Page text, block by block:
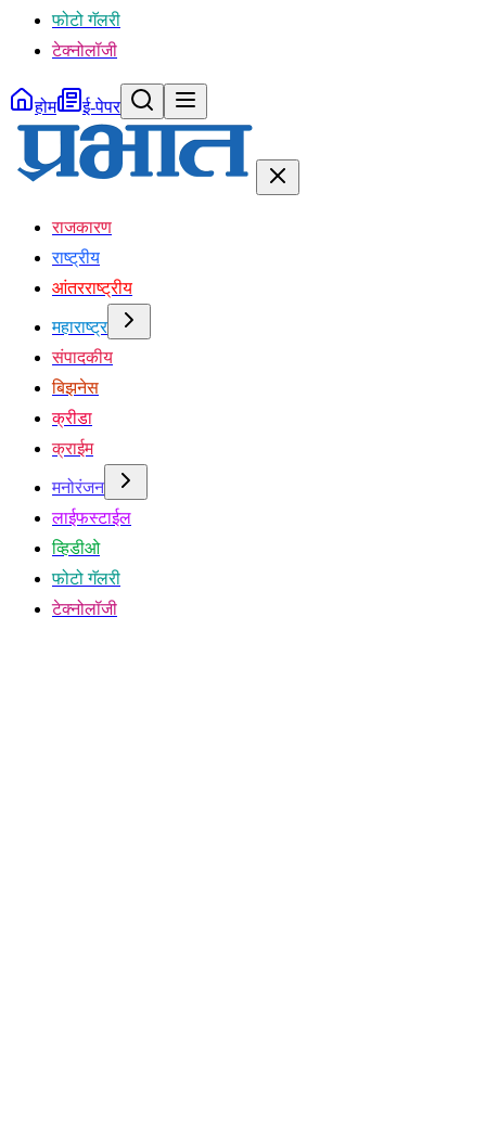
फोटो गॅलरी
टेक्नोलॉजी
होम ई-पेपर
राजकारण
राष्ट्रीय
आंतरराष्ट्रीय
महाराष्ट्र
संपादकीय
बिझनेस
क्रीडा
क्राईम
मनोरंजन
लाईफस्टाईल
व्हिडीओ
फोटो गॅलरी
टेक्नोलॉजी